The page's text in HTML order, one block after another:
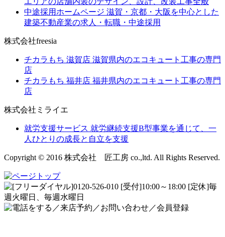
中途採用ホームページ 滋賀・京都・大阪を中心とした
建築不動産業の求人・転職・中途採用
株式会社freesia
チカラもち 滋賀店 滋賀県内のエコキュート工事の専門
店
チカラもち 福井店 福井県内のエコキュート工事の専門
店
株式会社ミライエ
就労支援サービス 就労継続支援B型事業を通じて、一
人ひとりの成長と自立を支援
Copyright © 2016 株式会社 匠工房 co.,ltd. All Rights Reserved.